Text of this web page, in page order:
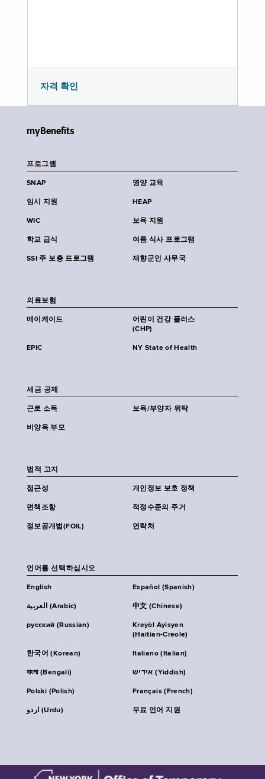
자격 확인
myBenefits
프로그램
SNAP 영양 교육
임시 지원 HEAP
WIC 보육 지원
학교 급식 여름 식사 프로그램
SSI 주 보충 프로그램 재향군인 사무국
의료보험
메이케이드
어린이 건강 플러스
(CHP)
EPIC NY State of Health
세금 공제
근로 소득 보육/부양자 위탁
비양육 부모
법적 고지
접근성 개인정보 보호 정책
면책조항 적정수준의 주거
정보공개법(FOIL) 연락처
언어를 선택하십시오
English Español (Spanish)
العربية (Arabic) 中文 (Chinese)
русский (Russian)
Kreyòl Ayisyen
(Haitian-Creole)
한국어 (Korean) Italiano (Italian)
বাংলা (Bengali) אידיש (Yiddish)
Polski (Polish) Français (French)
اردو (Urdu) 무료 언어 지원